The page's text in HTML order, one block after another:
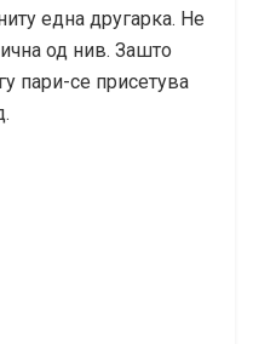
една другарка. Не
од нив. Зашто
пари-се присетува